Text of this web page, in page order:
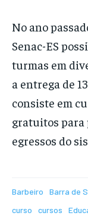
No ano
Senac-ES
turmas em
a entrega de
consiste em
gratuitos para
egressos do
Barbeiro Barra de
curso
cursos